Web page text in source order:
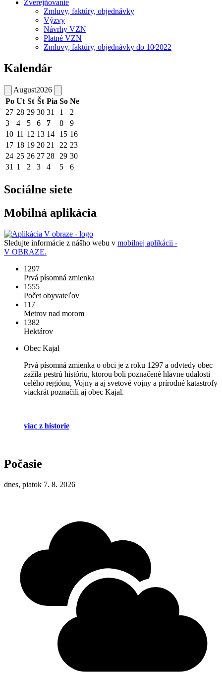
Zverejňovanie
Zmluvy, faktúry, objednávky
Výzvy
Návrhy VZN
Platné VZN
Zmluvy, faktúry, objednávky do 10⁄2022
Kalendár
August2026
Po Ut St Št Pia So Ne
27 28 29 30 31 1
2
3
4 5 6 7 8
9
10 11 12 13 14 15 16
17 18 19 20 21 22 23
24 25 26 27 28 29 30
31 1 2 3 4 5 6
Sociálne siete
Mobilná aplikácia
Sledujte informácie z nášho webu v mobilnej aplikácii -
V OBRAZE.
1297
Prvá písomná zmienka
1555
Počet obyvateľov
117
Metrov nad morom
1382
Hektárov
Obec Kajal
Prvá písomná zmienka o obci je z roku 1297 a odvtedy obec
zažila pestrú históriu, ktorou boli poznačené hlavne udalosti
celého regiónu, Vojny a aj svetové vojny a prírodné katastrofy
viackrát poznačili aj obec Kajal.
viac z historie
Počasie
dnes, piatok 7. 8. 2026